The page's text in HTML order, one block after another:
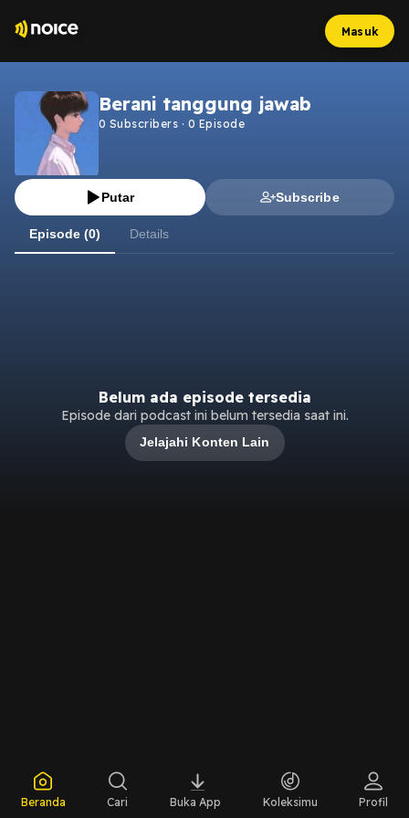
Masuk
Berani tanggung jawab
0 Subscribers · 0 Episode
Putar Subscribe
Episode (0) Details
Belum ada episode tersedia
Episode dari podcast ini belum tersedia saat ini.
Jelajahi Konten Lain
Beranda Cari Buka App Koleksimu Profil